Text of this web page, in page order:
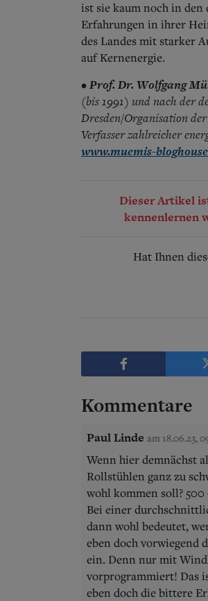
ist sie kaum noch in den
Erfahrungen in ihrer
des Landes mit starker
auf Kernenergie.
•Prof. Dr. Wolfgang
(bis 1991) und nach der
Dresden/Organisation
Verfasser zahlreicher
www.muemis-
Dieser Artikel
kennenlernen
Hat Ihnen
Kommentare
Paul Linde am 18.06.23,
Wenn hier demnächst
Rollstühlen ganz zu
wohl kommen soll?
Bei einer
dann wohl bedeutet,
eben doch vorwiegend
ein. Denn nur mit
vorprogrammiert! Das
eben doch die bittere